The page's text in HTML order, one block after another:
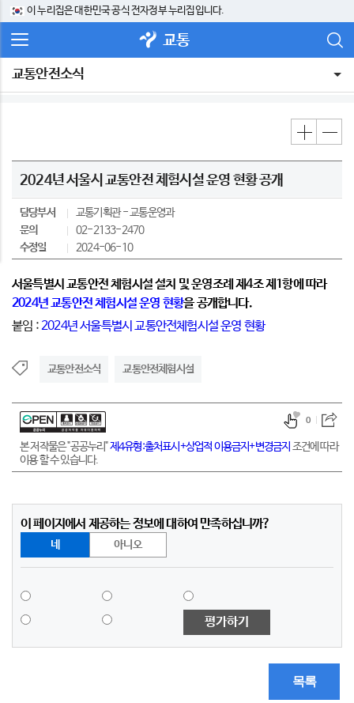
이 누리집은 대한민국 공식 전자정부 누리집입니다.
교통
교통안전소식
2024년 서울시 교통안전 체험시설 운영 현황 공개
담당부서 교통기획관
교통운영과
문의
02-2133-2470
수정일
2024-06-10
서울특별시 교통안전 체험시설 설치 및 운영조례 제4조 제1항에 따라
2024년 교통안전 체험시설 운영 현황을 공개합니다.
붙임 :2024년 서울특별시 교통안전체험시설 운영 현황
교통안전소식 교통안전체험시설
본 저작물은 "공공누리"제4유형:출처표시+상업적 이용금지+변경금지 조건에 따라
이용 할 수 있습니다.
0
이 페이지에서 제공하는 정보에 대하여 만족하십니까?
네 아니오
평가하기
목록